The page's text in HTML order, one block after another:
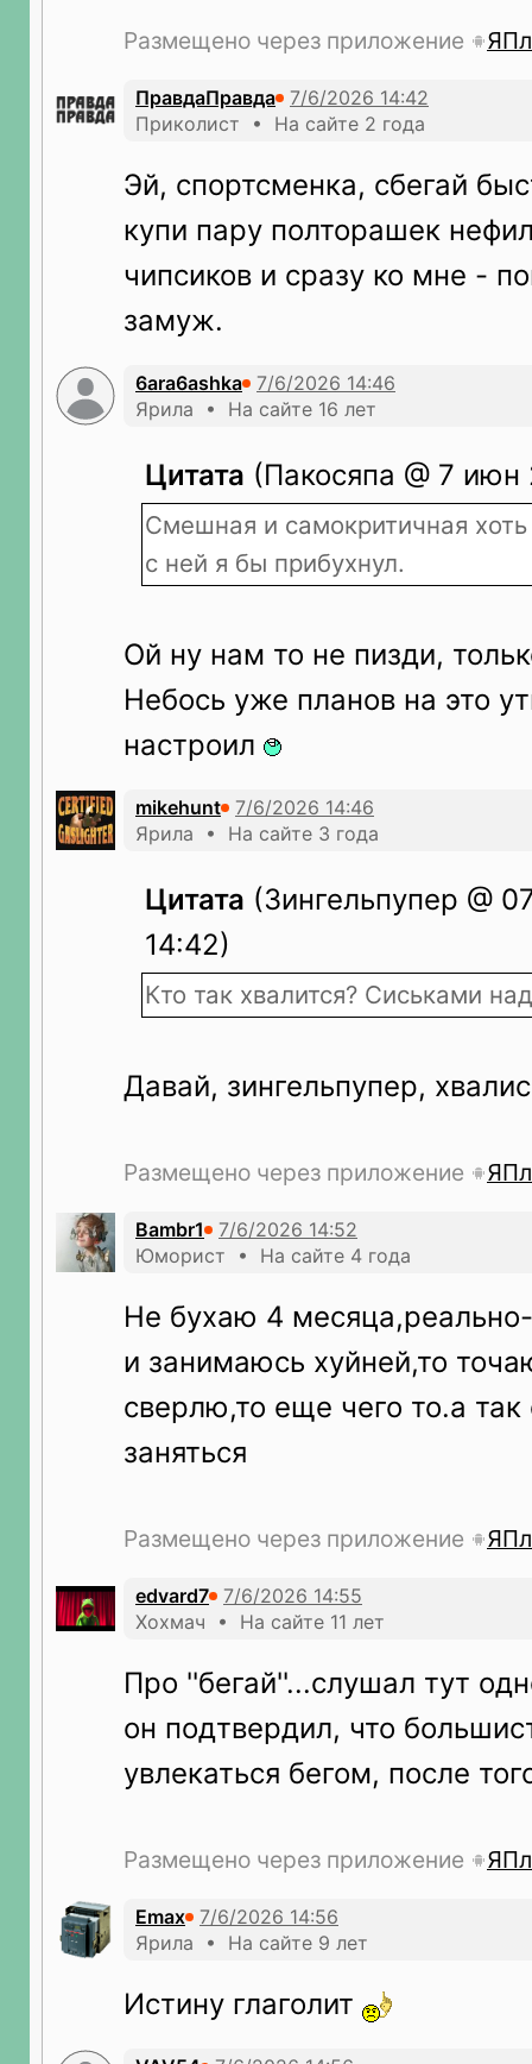
Размещено через приложение
ПравдаПравда
Приколист • На сайте 2 года
Эй, спортсменка, сбегай
купи пару полторашек
чипсиков и сразу ко мне -
замуж.
6ara6ashka
Ярила • На сайте 16 лет
Цитата (Пакосяпа @ 7 июн
Смешная и самокритичная
с ней я бы прибухнул.
Ой ну нам то не пизди,
Небось уже планов на это
настроил
mikehunt
Ярила • На сайте 3 года
Цитата (Зингельпупер @
14:42)
Кто так хвалится? Сиськами
Давай, зингельпупер,
Размещено через приложение
Bambr1
Юморист • На сайте 4 года
Не бухаю 4
и занимаюсь хуйней,то
сверлю,то еще чего то.а так
заняться
Размещено через приложение
edvard7
Хохмач • На сайте 11 лет
Про ''бегай''...слушал тут
он подтвердил, что
увлекаться бегом, после
Размещено через приложение
Emax
Ярила • На сайте 9 лет
Истину глаголит